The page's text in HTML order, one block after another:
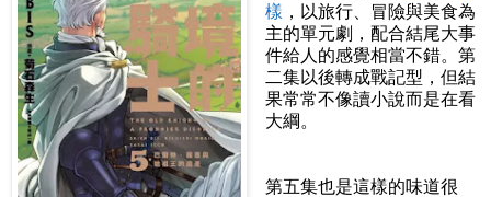
樣 ，以旅行、冒險與美食為
主的單元劇，配合結尾大事
件給人的感覺相當不錯。第
二集以後轉成戰記型，但結
果常常不像讀小說而是在看
大綱。
第五集也是這樣的味道很